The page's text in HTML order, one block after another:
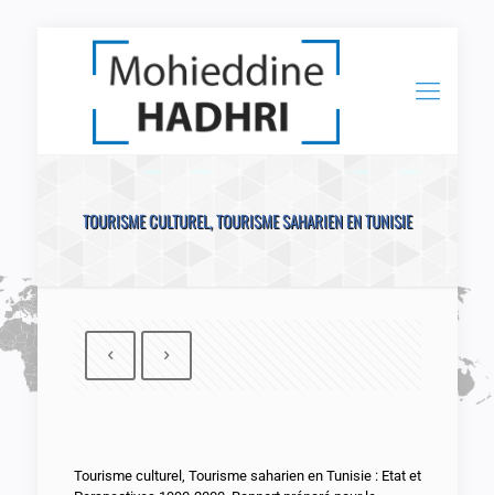
TOURISME CULTUREL, TOURISME SAHARIEN EN TUNISIE
Tourisme culturel, Tourisme saharien en Tunisie : Etat et